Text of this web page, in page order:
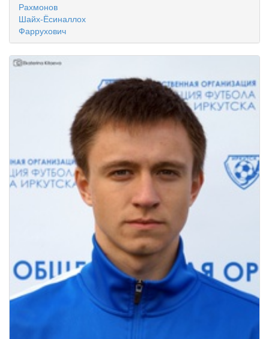
Рахмонов
Шайх-Ёсиналлох
Фаррухович